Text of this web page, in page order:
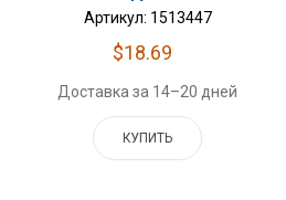
Артикул: 1513447
$18.69
Доставка за 14–20 дней
КУПИТЬ